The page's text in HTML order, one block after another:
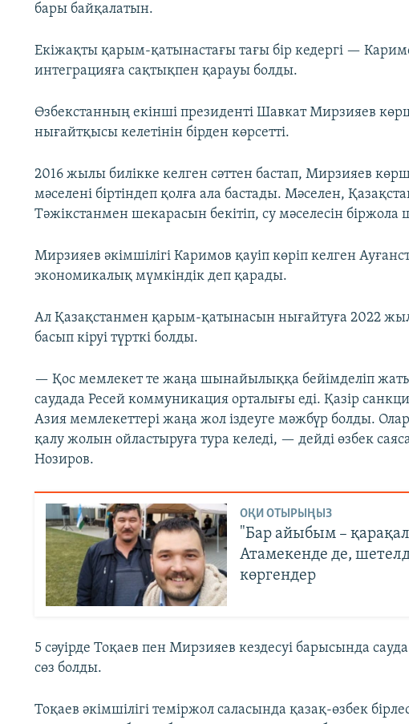
бары байқалатын.
Екіжақты қарым-қатынастағы тағы бір кедергі —
интеграцияға сақтықпен қарауы болды.
Өзбекстанның екінші президенті Шавкат Мирзияев
нығайтқысы келетінін бірден көрсетті.
2016 жылы билікке келген сәттен бастап, Мирзияев
мәселені біртіндеп қолға ала бастады. Мәселен,
Тәжікстанмен шекарасын бекітіп, су мәселесін біржола
Мирзияев әкімшілігі Каримов қауіп көріп келген
экономикалық мүмкіндік деп қарады.
Ал Қазақстанмен қарым-қатынасын нығайтуға 2022
басып кіруі түрткі болды.
— Қос мемлекет те жаңа шынайылыққа бейімделіп
саудада Ресей коммуникация орталығы еді. Қазір
Азия мемлекеттері жаңа жол іздеуге мәжбүр болды.
қалу жолын ойластыруға тура келеді, — дейді өзбек
Нозиров.
ОҚИ ОТЫРЫҢЫЗ
"Бар айыбым –
Атамекенде де,
көргендер
5 сәуірде Тоқаев пен Мирзияев кездесуі барысында
сөз болды.
Тоқаев әкімшілігі теміржол саласында қазақ-өзбек